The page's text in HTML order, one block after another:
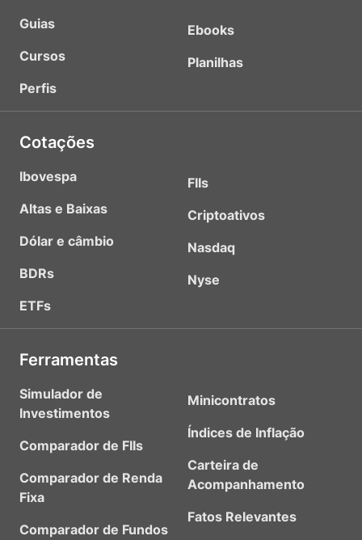
Guias
Cursos
Perfis
Ebooks
Planilhas
Cotações
Ibovespa
Altas e Baixas
Dólar e câmbio
BDRs
ETFs
FIIs
Criptoativos
Nasdaq
Nyse
Ferramentas
Simulador de
Investimentos
Comparador de FIIs
Comparador de Renda
Fixa
Comparador de Fundos
Minicontratos
Índices de Inflação
Carteira de
Acompanhamento
Fatos Relevantes